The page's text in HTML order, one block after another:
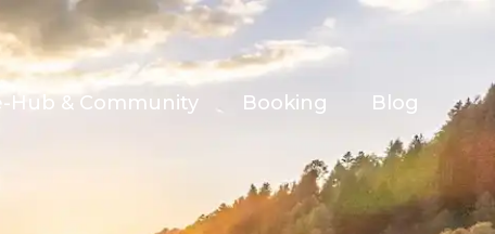
Hub & Community Booking Blog